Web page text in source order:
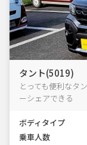
タント(5019)
とっても便利なタ
ーシェアできる
ボディタイプ
乗車人数